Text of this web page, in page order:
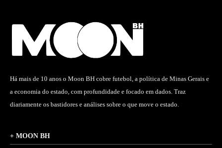
Há mais de 10 anos o Moon BH cobre futebol, a política de Minas Gerais e
a economia do estado, com profundidade e focado em dados. Traz
diariamente os bastidores e análises sobre o que move o estado.
+ MOON BH